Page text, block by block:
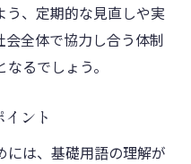
う、定期的な見直しや実
全体で協力し合う体制
るでしょう。
ント
には、基礎用語の理解が